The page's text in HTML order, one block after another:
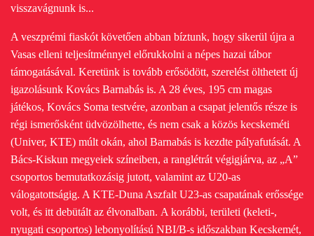
visszavágnunk is...
A veszprémi fiaskót követően abban bíztunk, hogy sikerül újra a
Vasas elleni teljesítménnyel előrukkolni a népes hazai tábor
támogatásával. Keretünk is tovább erősödött, szerelést ölthetett új
igazolásunk Kovács Barnabás is. A 28 éves, 195 cm magas
játékos, Kovács Soma testvére, azonban a csapat jelentős része is
régi ismerősként üdvözölhette, és nem csak a közös kecskeméti
(Univer, KTE) múlt okán, ahol Barnabás is kezdte pályafutását. A
Bács-Kiskun megyeiek színeiben, a ranglétrát végigjárva, az „A”
csoportos bemutatkozásig jutott, valamint az U20-as
válogatottságig. A KTE-Duna Aszfalt U23-as csapatának erőssége
volt, és itt debütált az élvonalban. A korábbi, területi (keleti-,
nyugati csoportos) lebonyolítású NBI/B-s időszakban Kecskemét,